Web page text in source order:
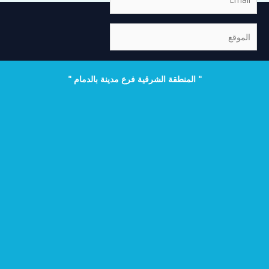
" المنطقة الشرقية فرع مدينة بالدمام "